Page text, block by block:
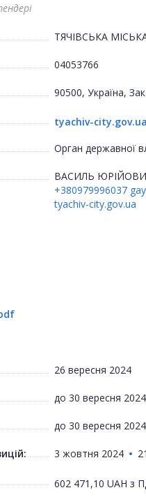
ТЯЧІВСЬКА
04053766
90500, Україна,
tyachiv-city.gov.ua
Орган державної
ВАСИЛЬ
+380979996037
tyachiv-city.gov.ua
26 вересня 2024
до 30 вересня 2024
до 30 вересня 2024
3 жовтня 2024
602 471,10 UAH з